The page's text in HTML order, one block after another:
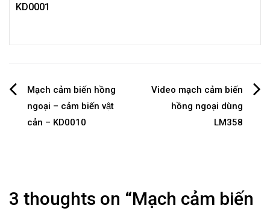
KD0001
Post
navigation
Mạch cảm biến hồng
ngoại – cảm biến vật
cản – KD0010
Video mạch cảm biến
hồng ngoại dùng
LM358
3 thoughts on “Mạch cảm biến